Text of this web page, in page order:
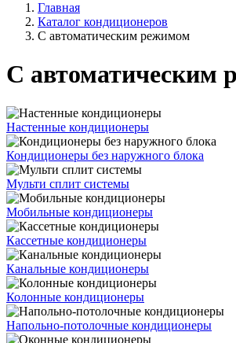
Главная
Каталог кондиционеров
С автоматическим режимом
С автоматическим
Настенные кондиционеры
Кондиционеры без наружного блока
Мульти сплит системы
Мобильные кондиционеры
Кассетные кондиционеры
Канальные кондиционеры
Колонные кондиционеры
Напольно-потолочные кондиционеры